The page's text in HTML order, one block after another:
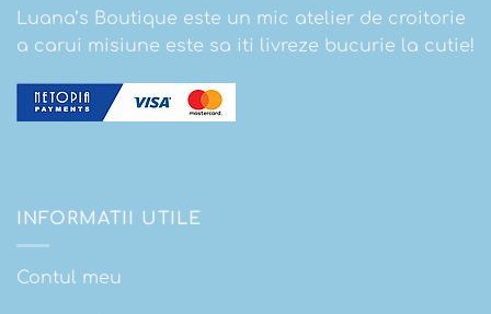
Luana’s Boutique este un mic atelier de croitorie
a carui misiune este sa iti livreze bucurie la cutie!
INFORMATII UTILE
Contul meu